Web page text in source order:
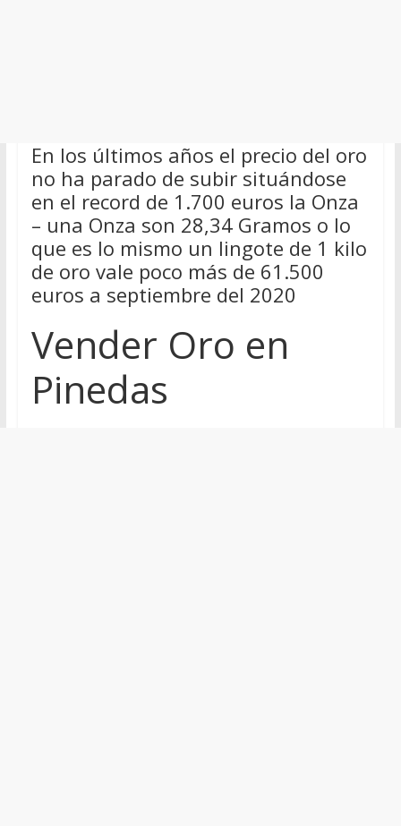
En los últimos años el precio del oro
no ha parado de subir situándose
en el record de 1.700 euros la Onza
– una Onza son 28,34 Gramos o lo
que es lo mismo un lingote de 1 kilo
de oro vale poco más de 61.500
euros a septiembre del 2020
Vender Oro en
Pinedas